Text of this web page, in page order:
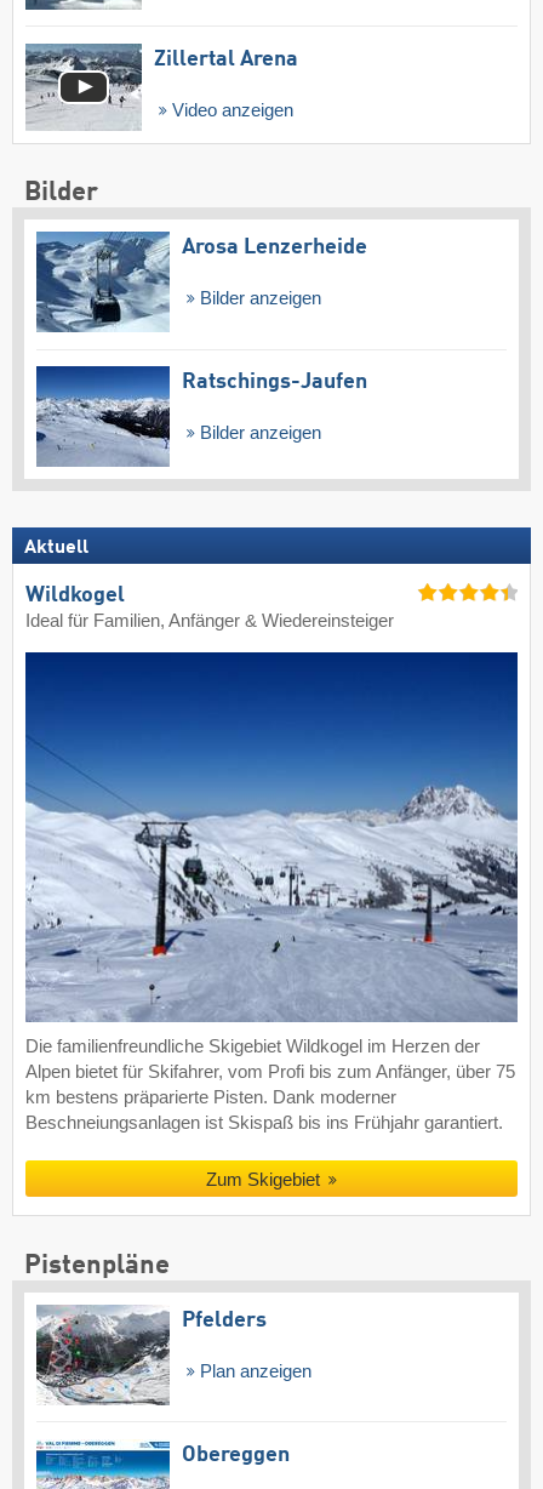
Zillertal Arena
Video anzeigen
Bilder
Arosa Lenzerheide
Bilder anzeigen
Ratschings-Jaufen
Bilder anzeigen
Aktuell
Wildkogel
Ideal für Familien, Anfänger & Wiedereinsteiger
Die familienfreundliche Skigebiet Wildkogel im Herzen der
Alpen bietet für Skifahrer, vom Profi bis zum Anfänger, über 75
km bestens präparierte Pisten. Dank moderner
Beschneiungsanlagen ist Skispaß bis ins Frühjahr garantiert.
Zum Skigebiet
Pistenpläne
Pfelders
Plan anzeigen
Obereggen